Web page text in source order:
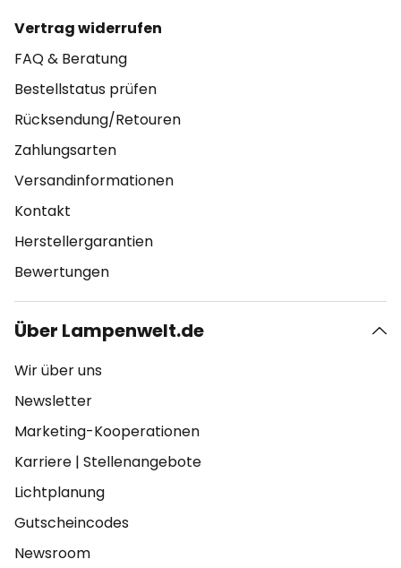
Vertrag widerrufen
FAQ & Beratung
Bestellstatus prüfen
Rücksendung/Retouren
Zahlungsarten
Versandinformationen
Kontakt
Herstellergarantien
Bewertungen
Über Lampenwelt.de
Wir über uns
Newsletter
Marketing-Kooperationen
Karriere | Stellenangebote
Lichtplanung
Gutscheincodes
Newsroom